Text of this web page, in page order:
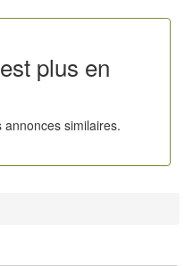
plus en
similaires.